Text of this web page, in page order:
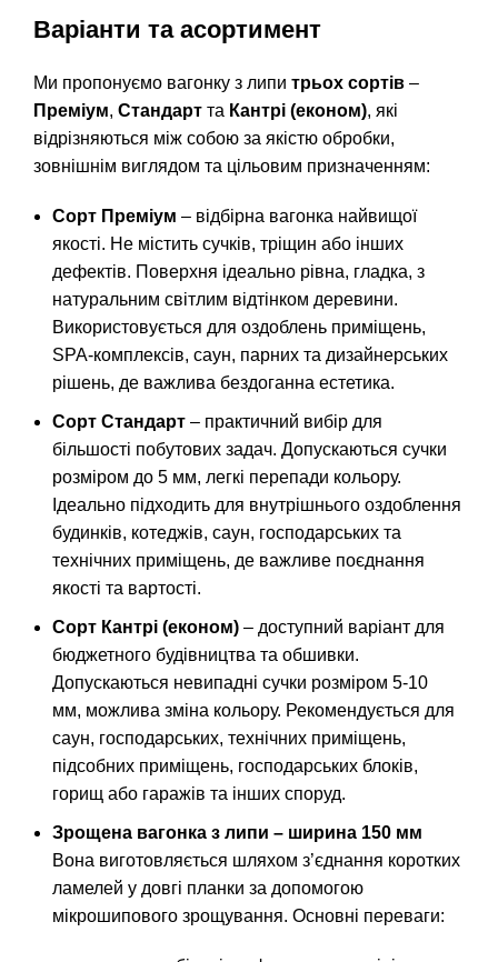
Варіанти та асортимент
Ми пропонуємо вагонку з липи трьох сортів –
Преміум, Стандарт та Кантрі (економ), які
відрізняються між собою за якістю обробки,
зовнішнім виглядом та цільовим призначенням:
Сорт Преміум – відбірна вагонка найвищої
якості. Не містить сучків, тріщин або інших
дефектів. Поверхня ідеально рівна, гладка, з
натуральним світлим відтінком деревини.
Використовується для оздоблень приміщень,
SPA-комплексів, саун, парних та дизайнерських
рішень, де важлива бездоганна естетика.
Сорт Стандарт – практичний вибір для
більшості побутових задач. Допускаються сучки
розміром до 5 мм, легкі перепади кольору.
Ідеально підходить для внутрішнього оздоблення
будинків, котеджів, саун, господарських та
технічних приміщень, де важливе поєднання
якості та вартості.
Сорт Кантрі (економ) – доступний варіант для
бюджетного будівництва та обшивки.
Допускаються невипадні сучки розміром 5-10
мм, можлива зміна кольору. Рекомендується для
саун, господарських, технічних приміщень,
підсобних приміщень, господарських блоків,
горищ або гаражів та інших споруд.
Зрощена вагонка з липи – ширина 150 мм
Вона виготовляється шляхом з’єднання коротких
ламелей у довгі планки за допомогою
мікрошипового зрощування. Основні переваги: